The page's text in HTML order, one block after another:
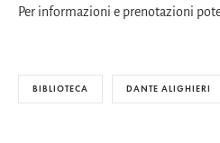
Per informazioni e prenotazioni
BIBLIOTECA DANTE ALIGHIERI